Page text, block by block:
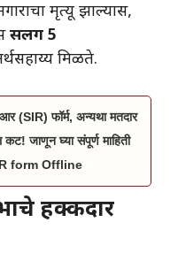
मृत्यू झाल्यास,
सलग 5
मिळते.
(SIR) फॉर्म, अन्यथा मतदार
कट! जाणून घ्या संपूर्ण माहिती
form Offline
हक्कदार